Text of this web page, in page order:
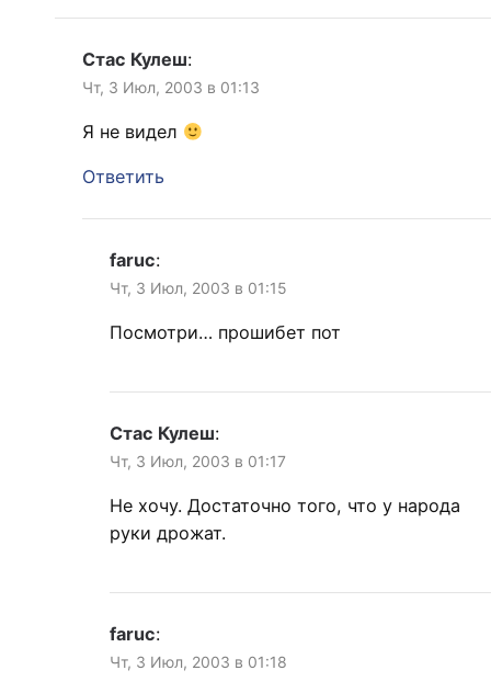
Стас Кулеш:
Чт, 3 Июл, 2003 в 01:13
Я не видел
Ответить
faruc:
Чт, 3 Июл, 2003 в 01:15
Посмотри… прошибет пот
Стас Кулеш:
Чт, 3 Июл, 2003 в 01:17
Не хочу. Достаточно того, что у народа
руки дрожат.
faruc:
Чт, 3 Июл, 2003 в 01:18